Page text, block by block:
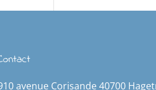
avenue Corisande 40700